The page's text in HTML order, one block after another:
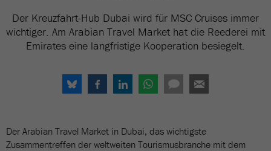
Der Kreuzfahrt-Hub Dubai wird für MSC Cruises immer
wichtiger. Am Arabian Travel Market hat die Reederei mit
Emirates eine langfristige Kooperation besiegelt.
Der Arabian Travel Market in Dubai, das wichtigste
Zusammentreffen der weltweiten Tourismusbranche mit dem